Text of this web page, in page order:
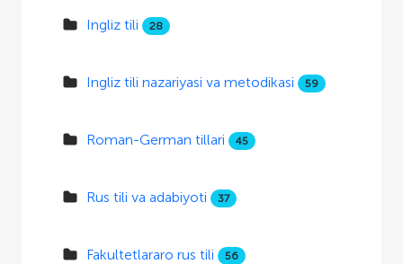
Ingliz tili 28
Ingliz tili nazariyasi va metodikasi 59
Roman-German tillari 45
Rus tili va adabiyoti 37
Fakultetlararo rus tili 56